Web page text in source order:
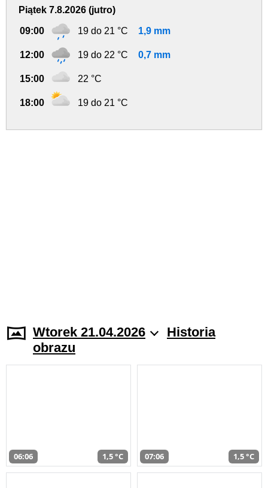
Piątek 7.8.2026 (jutro)
09:00 19 do 21 °C 1,9 mm
12:00 19 do 22 °C 0,7 mm
15:00 22 °C
18:00 19 do 21 °C
Wtorek 21.04.2026
Historia
obrazu
06:06 1,5 °C 07:06 1,5 °C